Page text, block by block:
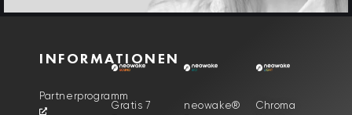
INFORMATIONEN
Partnerprogramm
Gratis 7
neowake®
Chroma